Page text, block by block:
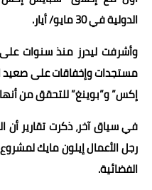
الدولية في 30 مايو/ أيار.
وأشرفت ليدرز منذ سنوات
مستجدات وإخفاقات على صعيد
إكس” و”بوينغ” للتحقق من
في سياق آخر، ذكرت تقارير أن
رجل الأعمال إيلون مايك
الفضائية.